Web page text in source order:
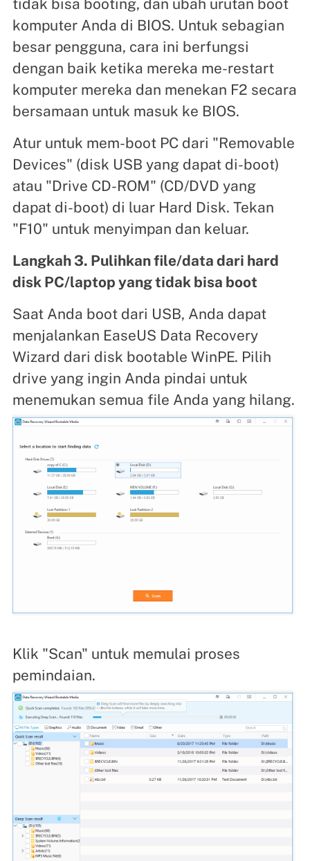
tidak bisa booting, dan ubah urutan boot
komputer Anda di BIOS. Untuk sebagian
besar pengguna, cara ini berfungsi
dengan baik ketika mereka me-restart
komputer mereka dan menekan F2 secara
bersamaan untuk masuk ke BIOS.
Atur untuk mem-boot PC dari "Removable
Devices" (disk USB yang dapat di-boot)
atau "Drive CD-ROM" (CD/DVD yang
dapat di-boot) di luar Hard Disk. Tekan
"F10" untuk menyimpan dan keluar.
Langkah 3. Pulihkan file/data dari hard
disk PC/laptop yang tidak bisa boot
Saat Anda boot dari USB, Anda dapat
menjalankan EaseUS Data Recovery
Wizard dari disk bootable WinPE. Pilih
drive yang ingin Anda pindai untuk
menemukan semua file Anda yang hilang.
Klik "Scan" untuk memulai proses
pemindaian.